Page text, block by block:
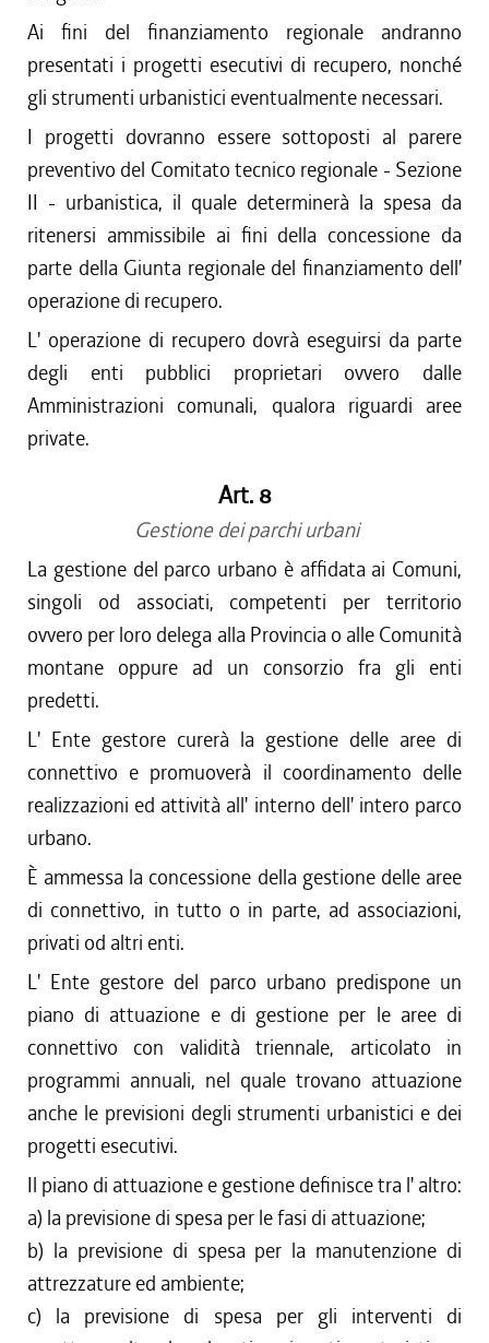
Ai fini del finanziamento regionale andranno
presentati i progetti esecutivi di recupero, nonché
gli strumenti urbanistici eventualmente necessari.
I progetti dovranno essere sottoposti al parere
preventivo del Comitato tecnico regionale - Sezione
II - urbanistica, il quale determinerà la spesa da
ritenersi ammissibile ai fini della concessione da
parte della Giunta regionale del finanziamento dell'
operazione di recupero.
L' operazione di recupero dovrà eseguirsi da parte
degli enti pubblici proprietari ovvero dalle
Amministrazioni comunali, qualora riguardi aree
private.
Art. 8
Gestione dei parchi urbani
La gestione del parco urbano è affidata ai Comuni,
singoli od associati, competenti per territorio
ovvero per loro delega alla Provincia o alle Comunità
montane oppure ad un consorzio fra gli enti
predetti.
L' Ente gestore curerà la gestione delle aree di
connettivo e promuoverà il coordinamento delle
realizzazioni ed attività all' interno dell' intero parco
urbano.
È ammessa la concessione della gestione delle aree
di connettivo, in tutto o in parte, ad associazioni,
privati od altri enti.
L' Ente gestore del parco urbano predispone un
piano di attuazione e di gestione per le aree di
connettivo con validità triennale, articolato in
programmi annuali, nel quale trovano attuazione
anche le previsioni degli strumenti urbanistici e dei
progetti esecutivi.
Il piano di attuazione e gestione definisce tra l' altro:
a) la previsione di spesa per le fasi di attuazione;
b) la previsione di spesa per la manutenzione di
attrezzature ed ambiente;
c) la previsione di spesa per gli interventi di